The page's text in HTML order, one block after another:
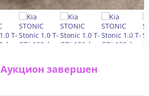
Аукцион завершен